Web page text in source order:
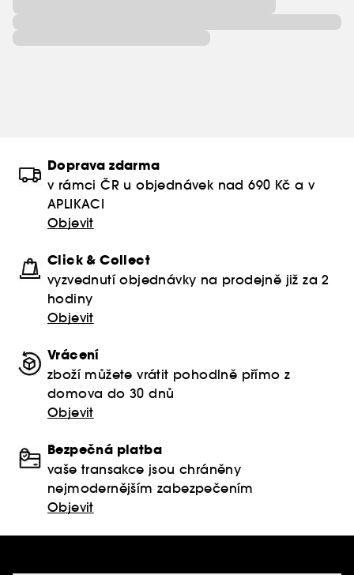
Doprava zdarma
v rámci ČR u objednávek nad 690 Kč a v
APLIKACI
Objevit
Click & Collect
vyzvednutí objednávky na prodejně již za 2
hodiny
Objevit
Vrácení
zboží můžete vrátit pohodlně přímo z
domova do 30 dnů
Objevit
Bezpečná platba
vaše transakce jsou chráněny
nejmodernějším zabezpečením
Objevit